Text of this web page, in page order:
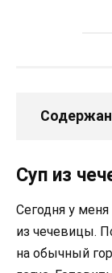
Суп из
Сегодня у
из чечевицы.
на обычный